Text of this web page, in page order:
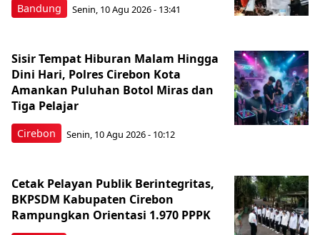
Bandung Senin, 10 Agu 2026 - 13:41
Cirebon
Sisir Tempat Hiburan Malam Hingga
Dini Hari, Polres Cirebon Kota
Amankan Puluhan Botol Miras dan
Tiga Pelajar
Senin, 10 Agu 2026 - 10:12
Cetak Pelayan Publik Berintegritas,
BKPSDM Kabupaten Cirebon
Rampungkan Orientasi 1.970 PPPK